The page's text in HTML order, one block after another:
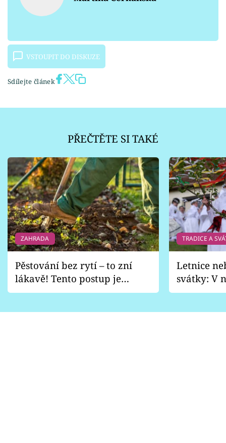
VSTOUPIT DO DISKUZE
Sdílejte článek
PŘEČTĚTE SI TAKÉ
ZAHRADA
Pěstování bez rytí – to zní
lákavě! Tento postup je
vhodný jen pro některé
TRADICE A
Letnice
svátky: V
pondělí